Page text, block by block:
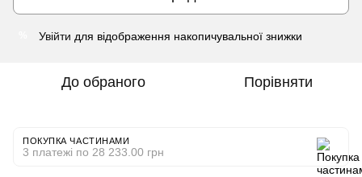
Увійти для відображення накопичувальної знижки
До обраного Порівняти
ПОКУПКА ЧАСТИНАМИ
3 платежі по 28 233.00 грн